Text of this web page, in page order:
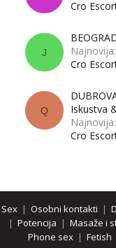
Cro
J
Cro
Q
Iskustva
Cro
Sex| Osobni kontakti |
| Potencija | Masaže i
Phone sex| Fetish